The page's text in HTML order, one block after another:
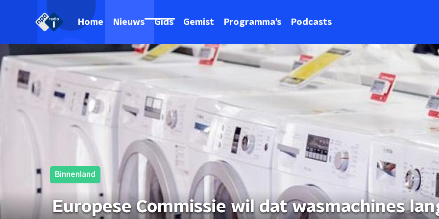
Home Nieuws Gids Gemist Programma's Podcasts
Binnenland
Europese Commissie wil dat wasmachines